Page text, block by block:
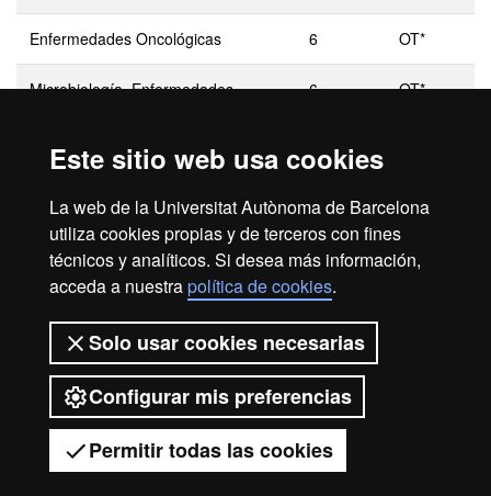
Este sitio web usa cookies
La web de la Universitat Autònoma de Barcelona
utiliza cookies propias y de terceros con fines
técnicos y analíticos. Si desea más información,
acceda a nuestrapolítica de cookies.
Solo usar cookies necesarias
Configurar mis preferencias
Permitir todas las cookies
Tienes dudas?
Enfermedades Oncológicas 6 OT*
Microbiología, Enfermedades
6 OT*
* Optativos, se tienen que cursar 18 créditos
OB: Obligatorios
2026 Universitat Autònoma de
Barcelona